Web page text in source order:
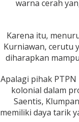
warna cerah
Karena itu,
Kurniawan, cerutu
diharapkan
Apalagi pihak
kolonial dalam
Saentis,
memiliki daya tarik